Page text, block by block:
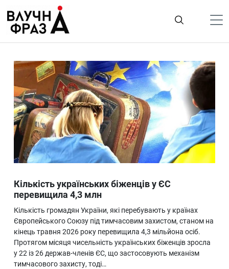
содержимому
Гроші
Життя
Лайфстайл
ТехноНаука
Людина
Ukraine
Про нас
Кількість українських біженців у ЄС
перевищила 4,3 млн
Кількість громадян України, які перебувають у країнах
Європейського Союзу під тимчасовим захистом, станом на
кінець травня 2026 року перевищила 4,3 мільйона осіб.
Протягом місяця чисельність українських біженців зросла
у 22 із 26 держав-членів ЄС, що застосовують механізм
тимчасового захисту, тоді…